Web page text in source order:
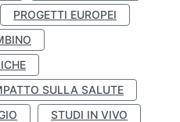
PROGETTI EUROPEI
SULLA SALUTE
STUDI IN VIVO